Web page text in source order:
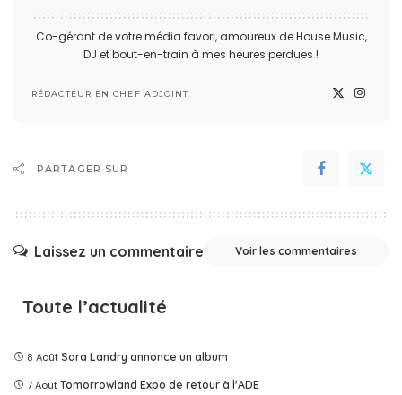
Co-gérant de votre média favori, amoureux de House Music,
DJ et bout-en-train à mes heures perdues !
RÉDACTEUR EN CHEF ADJOINT
PARTAGER SUR
Laissez un commentaire Voir les commentaires
Toute l’actualité
8 Août Sara Landry annonce un album
7 Août Tomorrowland Expo de retour à l'ADE